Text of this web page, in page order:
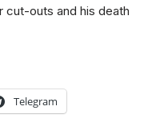
cut-outs and his death
Telegram